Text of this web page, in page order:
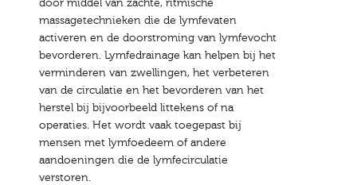
door middel van zachte, ritmische
massagetechnieken die de lymfevaten
activeren en de doorstroming van lymfevocht
bevorderen. Lymfedrainage kan helpen bij het
verminderen van zwellingen, het verbeteren
van de circulatie en het bevorderen van het
herstel bij bijvoorbeeld littekens of na
operaties. Het wordt vaak toegepast bij
mensen met lymfoedeem of andere
aandoeningen die de lymfecirculatie
verstoren.